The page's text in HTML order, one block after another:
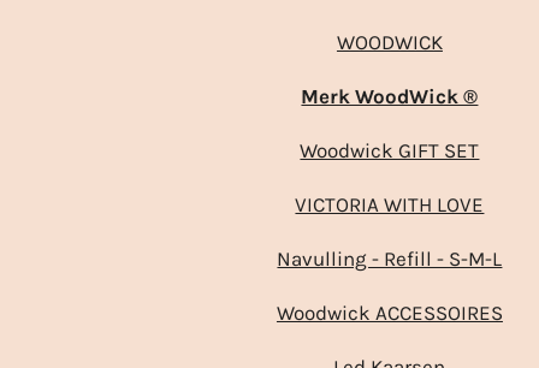
WOODWICK
Merk WoodWick ®
Woodwick GIFT SET
VICTORIA WITH LOVE
Navulling - Refill - S-M-L
Woodwick ACCESSOIRES